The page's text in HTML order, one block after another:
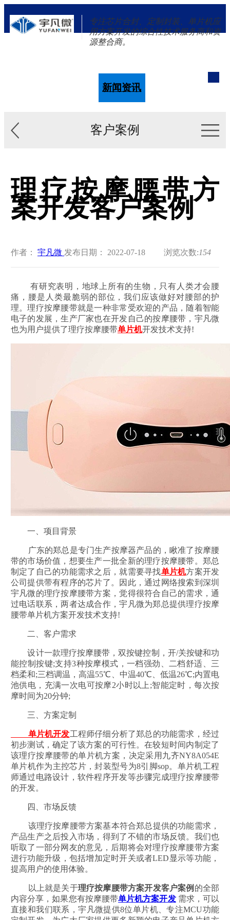
专注芯片合封、定制封装、单片机应
用方案开发的综合性技术服务商和资
源整合商。
新闻资讯
客户案例
理疗按摩腰带方
案开发客户案例
作者： 宇凡微 发布日期： 2022-07-18 浏览次数:154
有研究表明，地球上所有的生物，只有人类才会腰
痛，腰是人类最脆弱的部位，我们应该做好对腰部的护
理。理疗按摩腰带就是一种非常受欢迎的产品，随着智能
电子的发展，生产厂家也在开发自己的按摩腰带，宇凡微
也为用户提供了理疗按摩腰带单片机开发技术支持!
一、项目背景
广东的郑总是专门生产按摩器产品的，瞅准了按摩腰
带的市场价值，想要生产一批全新的理疗按摩腰带。郑总
制定了自己的功能需求之后，就需要寻找单片机方案开发
公司提供带有程序的芯片了。因此，通过网络搜索到深圳
宇凡微的理疗按摩腰带方案，觉得很符合自己的需求，通
过电话联系，两者达成合作，宇凡微为郑总提供理疗按摩
腰带单片机方案开发技术支持!
二、客户需求
设计一款理疗按摩腰带，双按键控制，开/关按键和功
能控制按键;支持3种按摩模式，一档强劲、二档舒适、三
档柔和;三档调温，高温55℃、中温40℃、低温26℃;内置电
池供电，充满一次电可按摩2小时以上;智能定时，每次按
摩时间为20分钟;
三、方案定制
单片机开发工程师仔细分析了郑总的功能需求，经过
初步测试，确定了该方案的可行性。在较短时间内制定了
该理疗按摩腰带的单片机方案，决定采用九齐NY8A054E
单片机作为主控芯片，封装型号为8引脚sop。单片机工程
师通过电路设计，软件程序开发等步骤完成理疗按摩腰带
的开发。
四、市场反馈
该理疗按摩腰带方案基本符合郑总提供的功能需求，
产品生产之后投入市场，得到了不错的市场反馈。我们也
听取了一部分网友的意见，后期将会对理疗按摩腰带方案
进行功能升级，包括增加定时开关或者LED显示等功能，
提高用户的使用体验。
以上就是关于理疗按摩腰带方案开发客户案例 的全部
内容分享，如果您有按摩腰带单片机方案开发 需求，可以
直接和我们联系，宇凡微提供8位单片机、专注MCU功能